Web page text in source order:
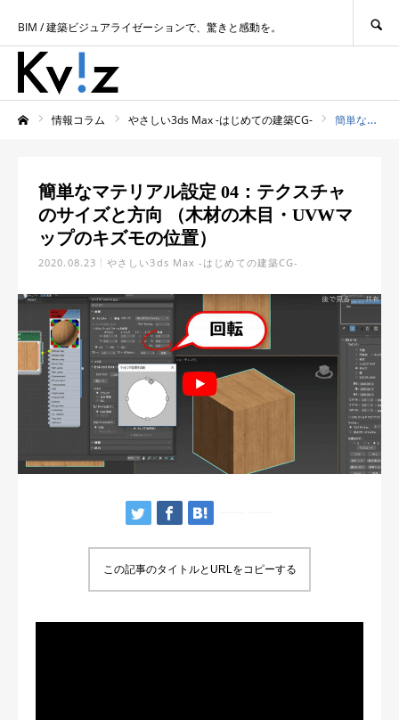
BIM / 建築ビジュアライゼーションで、驚きと感動を。
情報コラム やさしい3ds Max -はじめての建築CG- 簡単なマテリアル設定 04：テクスチャのサイズと方向 （木材の木目・UVWマップのキズモの位置）
簡単なマテリアル設定 04：テクスチャ
のサイズと方向 （木材の木目・UVWマ
ップのキズモの位置）
2020.08.23 やさしい3ds Max -はじめての建築CG-
この記事のタイトルとURLをコピーする